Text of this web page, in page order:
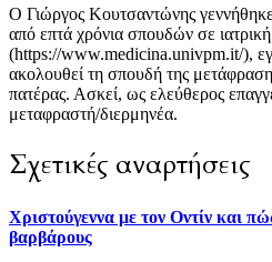
Ο Γιώργος Κουτσαντώνης
από επτά χρόνια σπουδών σε
(https://www.medicina.univpm.it/),
ακολουθεί τη σπουδή της
πατέρας. Ασκεί, ως ελεύθερος
μεταφραστή/διερμηνέα.
Σχετικές αναρτήσεις
Χριστούγεννα με τον Οντίν και
βαρβάρους